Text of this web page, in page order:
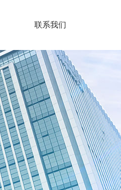
联系我们